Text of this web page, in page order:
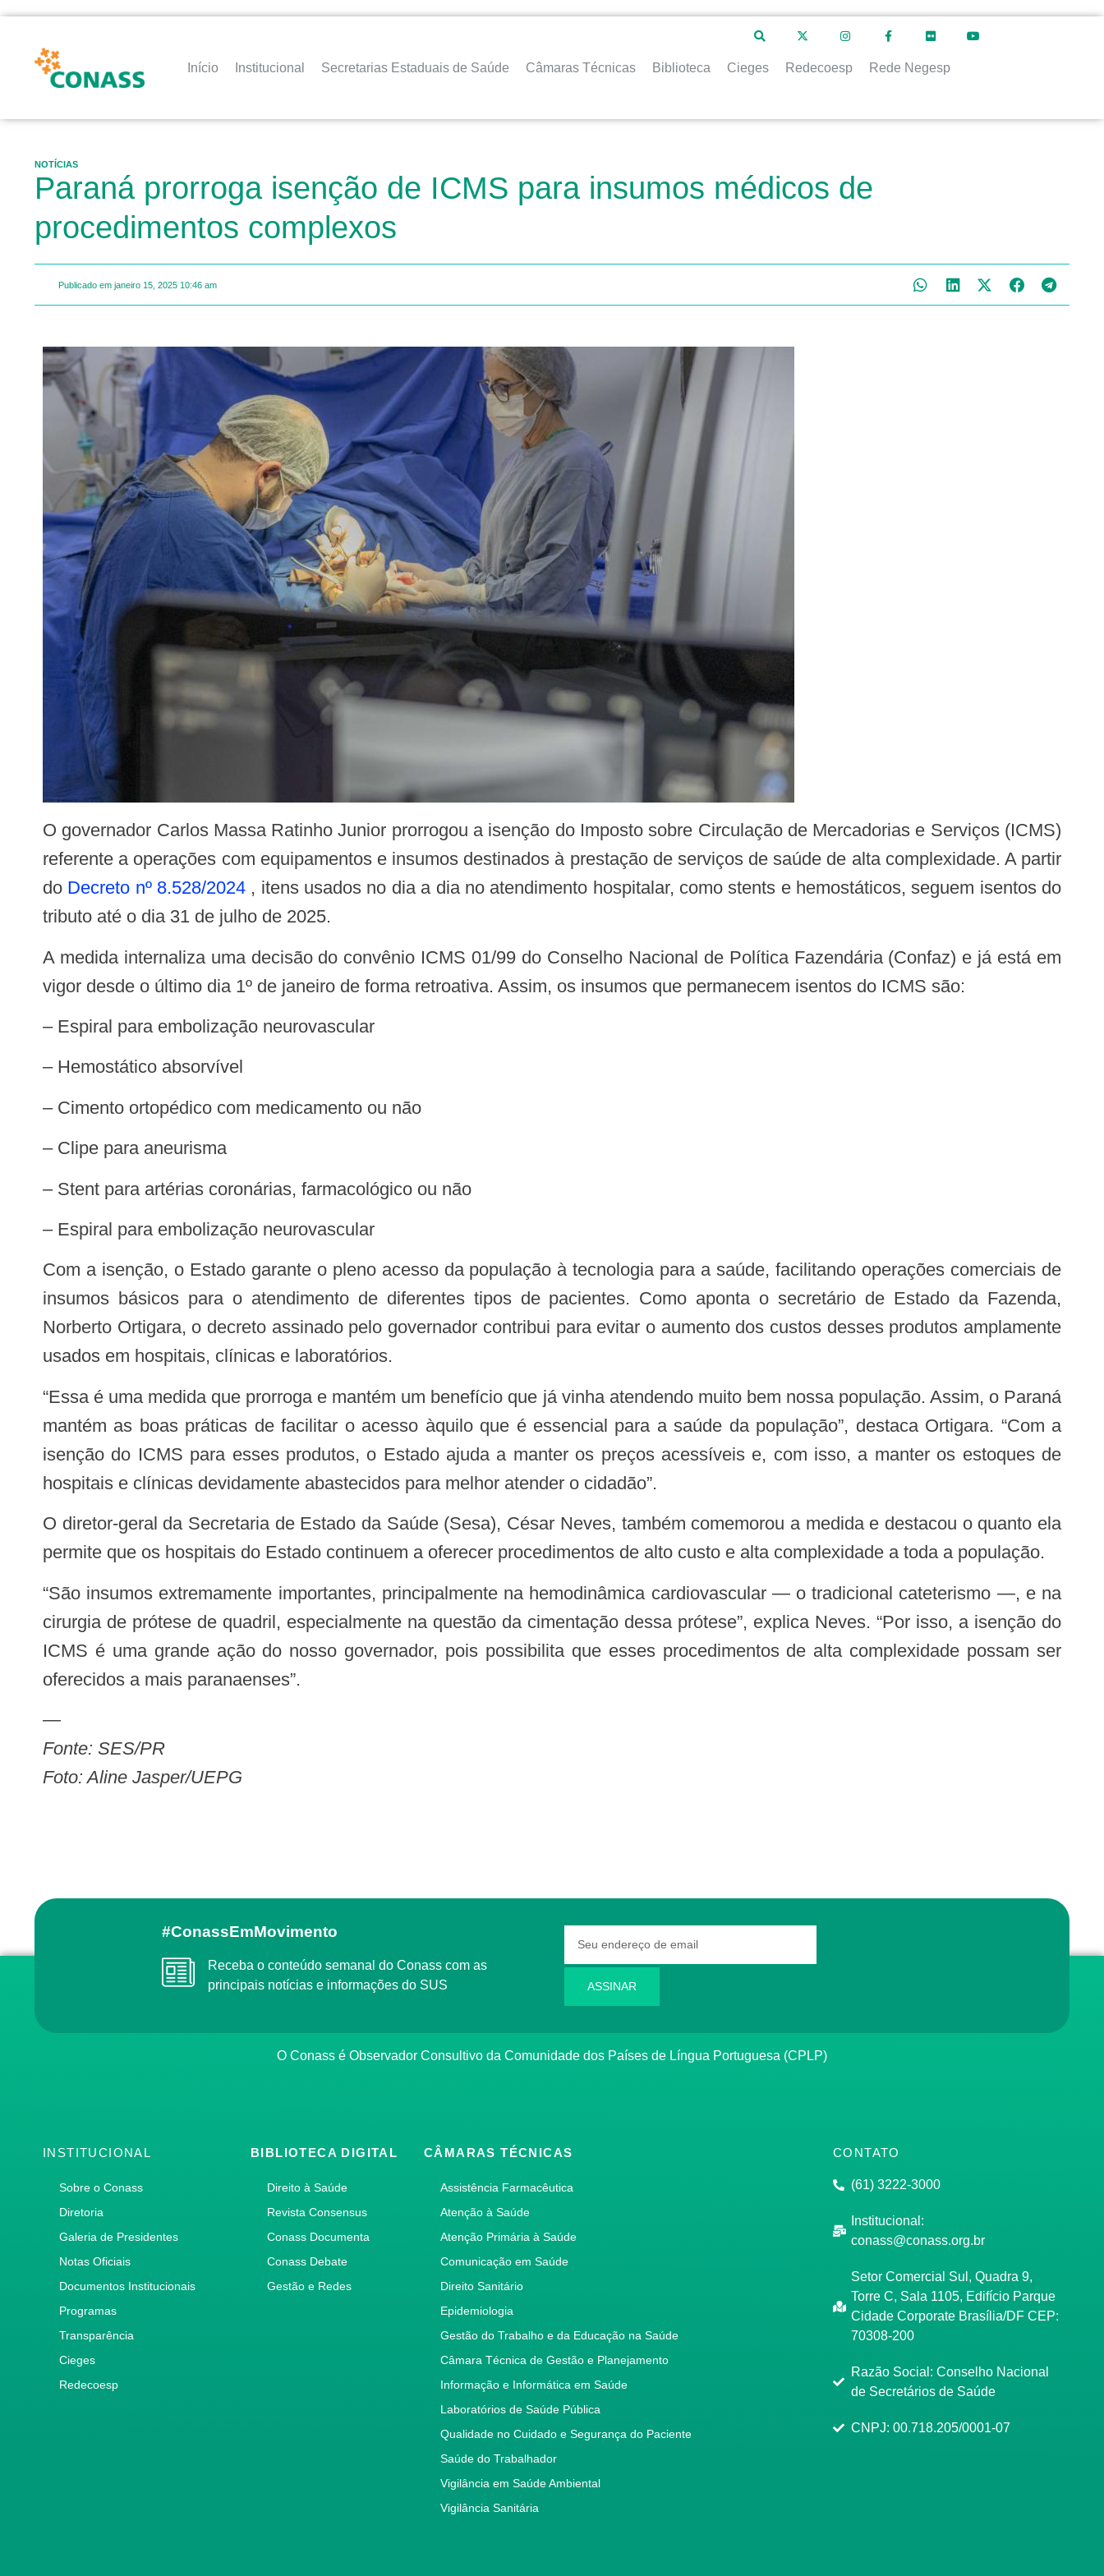
Início Institucional Secretarias Estaduais de Saúde Câmaras Técnicas Biblioteca Cieges Redecoesp Rede Negesp
NOTÍCIAS
Paraná prorroga isenção de ICMS para insumos médicos de
procedimentos complexos
Publicado em janeiro 15, 2025 10:46 am
O governador Carlos Massa Ratinho Junior prorrogou a isenção do Imposto sobre Circulação de Mercadorias e Serviços (ICMS)
referente a operações com equipamentos e insumos destinados à prestação de serviços de saúde de alta complexidade. A partir
do Decreto nº 8.528/2024 , itens usados no dia a dia no atendimento hospitalar, como stents e hemostáticos, seguem isentos do
tributo até o dia 31 de julho de 2025.
A medida internaliza uma decisão do convênio ICMS 01/99 do Conselho Nacional de Política Fazendária (Confaz) e já está em
vigor desde o último dia 1º de janeiro de forma retroativa. Assim, os insumos que permanecem isentos do ICMS são:
– Espiral para embolização neurovascular
– Hemostático absorvível
– Cimento ortopédico com medicamento ou não
– Clipe para aneurisma
– Stent para artérias coronárias, farmacológico ou não
– Espiral para embolização neurovascular
Com a isenção, o Estado garante o pleno acesso da população à tecnologia para a saúde, facilitando operações comerciais de
insumos básicos para o atendimento de diferentes tipos de pacientes. Como aponta o secretário de Estado da Fazenda,
Norberto Ortigara, o decreto assinado pelo governador contribui para evitar o aumento dos custos desses produtos amplamente
usados em hospitais, clínicas e laboratórios.
“Essa é uma medida que prorroga e mantém um benefício que já vinha atendendo muito bem nossa população. Assim, o Paraná
mantém as boas práticas de facilitar o acesso àquilo que é essencial para a saúde da população”, destaca Ortigara. “Com a
isenção do ICMS para esses produtos, o Estado ajuda a manter os preços acessíveis e, com isso, a manter os estoques de
hospitais e clínicas devidamente abastecidos para melhor atender o cidadão”.
O diretor-geral da Secretaria de Estado da Saúde (Sesa), César Neves, também comemorou a medida e destacou o quanto ela
permite que os hospitais do Estado continuem a oferecer procedimentos de alto custo e alta complexidade a toda a população.
“São insumos extremamente importantes, principalmente na hemodinâmica cardiovascular — o tradicional cateterismo —, e na
cirurgia de prótese de quadril, especialmente na questão da cimentação dessa prótese”, explica Neves. “Por isso, a isenção do
ICMS é uma grande ação do nosso governador, pois possibilita que esses procedimentos de alta complexidade possam ser
oferecidos a mais paranaenses”.
—
Fonte: SES/PR
Foto: Aline Jasper/UEPG
#ConassEmMovimento
Receba o conteúdo semanal do Conass com as
principais notícias e informações do SUS
ASSINAR
O Conass é Observador Consultivo da Comunidade dos Países de Língua Portuguesa (CPLP)
INSTITUCIONAL
Sobre o Conass
Diretoria
Galeria de Presidentes
Notas Oficiais
Documentos Institucionais
Programas
Transparência
Cieges
Redecoesp
BIBLIOTECA DIGITAL
Direito à Saúde
Revista Consensus
Conass Documenta
Conass Debate
Gestão e Redes
CÂMARAS TÉCNICAS
Assistência Farmacêutica
Atenção à Saúde
Atenção Primária à Saúde
Comunicação em Saúde
Direito Sanitário
Epidemiologia
Gestão do Trabalho e da Educação na Saúde
Câmara Técnica de Gestão e Planejamento
Informação e Informática em Saúde
Laboratórios de Saúde Pública
Qualidade no Cuidado e Segurança do Paciente
Saúde do Trabalhador
Vigilância em Saúde Ambiental
Vigilância Sanitária
CONTATO
(61) 3222-3000
Institucional:
conass@conass.org.br
Setor Comercial Sul, Quadra 9,
Torre C, Sala 1105, Edifício Parque
Cidade Corporate Brasília/DF CEP:
70308-200
Razão Social: Conselho Nacional
de Secretários de Saúde
CNPJ: 00.718.205/0001-07